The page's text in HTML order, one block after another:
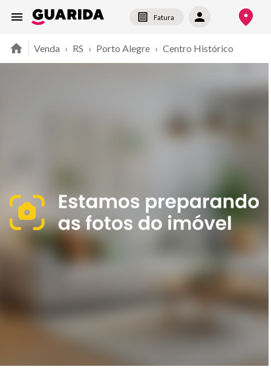
Fatura
Venda › RS › Porto Alegre › Centro Histórico